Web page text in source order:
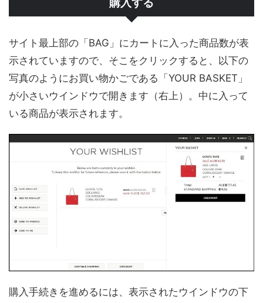
購入する
サイト最上部の「BAG」にカートに入った商品数が表
示されていますので、そこをクリックすると、以下の
写真のようにお買い物かごである「YOUR BASKET」
が小さいウインドウで開きます（右上）。中に入って
いる商品が表示されます。
購入手続きを進めるには、表示されたウインドウの下